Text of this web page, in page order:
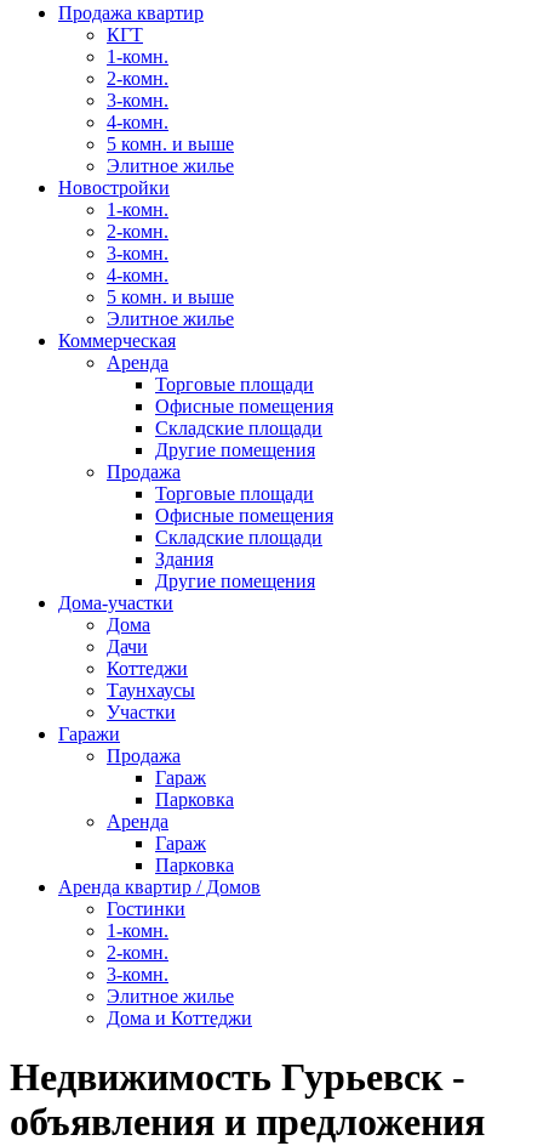
Продажа квартир
КГТ
1-комн.
2-комн.
3-комн.
4-комн.
5 комн. и выше
Элитное жилье
Новостройки
1-комн.
2-комн.
3-комн.
4-комн.
5 комн. и выше
Элитное жилье
Коммерческая
Аренда
Торговые площади
Офисные помещения
Складские площади
Другие помещения
Продажа
Торговые площади
Офисные помещения
Складские площади
Здания
Другие помещения
Дома-участки
Дома
Дачи
Коттеджи
Таунхаусы
Участки
Гаражи
Продажа
Гараж
Парковка
Аренда
Гараж
Парковка
Аренда квартир / Домов
Гостинки
1-комн.
2-комн.
3-комн.
Элитное жилье
Дома и Коттеджи
Недвижимость Гурьевск -
объявления и предложения